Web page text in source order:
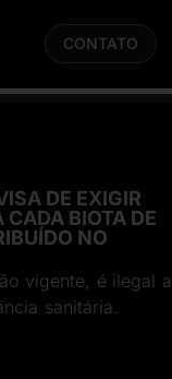
CONTATO
DE EXIGIR
BIOTA DE
NO
vigente, é ilegal a
sanitária.